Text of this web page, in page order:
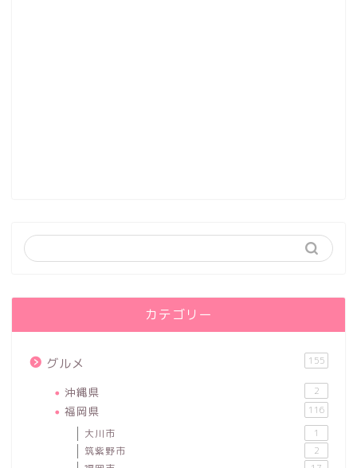
カテゴリー
グルメ 155
沖縄県 2
福岡県 116
大川市 1
筑紫野市 2